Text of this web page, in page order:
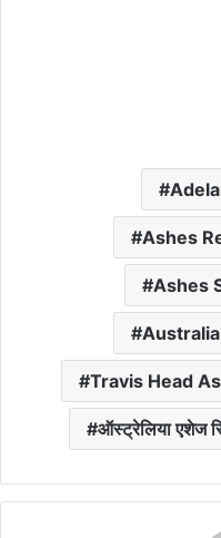
Ashes
Ashes
Travis Head
ऑस्ट्रेलिया एशेज